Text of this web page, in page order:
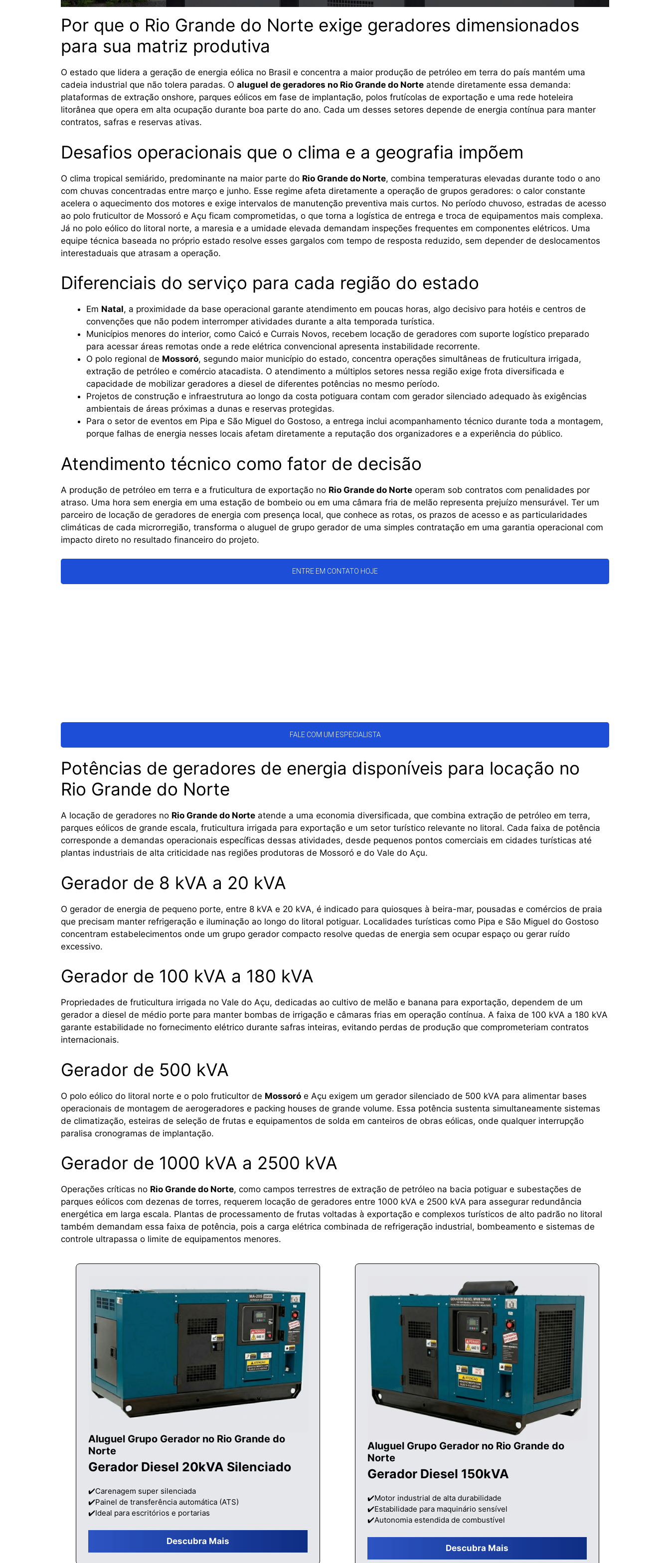
Por que o Rio Grande do Norte exige geradores dimensionados
para sua matriz produtiva
O estado que lidera a geração de energia eólica no Brasil e concentra a maior produção de petróleo em terra do país mantém uma
cadeia industrial que não tolera paradas. O aluguel de geradores no Rio Grande do Norte atende diretamente essa demanda:
plataformas de extração onshore, parques eólicos em fase de implantação, polos frutícolas de exportação e uma rede hoteleira
litorânea que opera em alta ocupação durante boa parte do ano. Cada um desses setores depende de energia contínua para manter
contratos, safras e reservas ativas.
Desafios operacionais que o clima e a geografia impõem
O clima tropical semiárido, predominante na maior parte do Rio Grande do Norte, combina temperaturas elevadas durante todo o ano
com chuvas concentradas entre março e junho. Esse regime afeta diretamente a operação de grupos geradores: o calor constante
acelera o aquecimento dos motores e exige intervalos de manutenção preventiva mais curtos. No período chuvoso, estradas de acesso
ao polo fruticultor de Mossoró e Açu ficam comprometidas, o que torna a logística de entrega e troca de equipamentos mais complexa.
Já no polo eólico do litoral norte, a maresia e a umidade elevada demandam inspeções frequentes em componentes elétricos. Uma
equipe técnica baseada no próprio estado resolve esses gargalos com tempo de resposta reduzido, sem depender de deslocamentos
interestaduais que atrasam a operação.
Diferenciais do serviço para cada região do estado
Em Natal, a proximidade da base operacional garante atendimento em poucas horas, algo decisivo para hotéis e centros de
convenções que não podem interromper atividades durante a alta temporada turística.
Municípios menores do interior, como Caicó e Currais Novos, recebem locação de geradores com suporte logístico preparado
para acessar áreas remotas onde a rede elétrica convencional apresenta instabilidade recorrente.
O polo regional de Mossoró, segundo maior município do estado, concentra operações simultâneas de fruticultura irrigada,
extração de petróleo e comércio atacadista. O atendimento a múltiplos setores nessa região exige frota diversificada e
capacidade de mobilizar geradores a diesel de diferentes potências no mesmo período.
Projetos de construção e infraestrutura ao longo da costa potiguara contam com gerador silenciado adequado às exigências
ambientais de áreas próximas a dunas e reservas protegidas.
Para o setor de eventos em Pipa e São Miguel do Gostoso, a entrega inclui acompanhamento técnico durante toda a montagem,
porque falhas de energia nesses locais afetam diretamente a reputação dos organizadores e a experiência do público.
Atendimento técnico como fator de decisão
A produção de petróleo em terra e a fruticultura de exportação no Rio Grande do Norte operam sob contratos com penalidades por
atraso. Uma hora sem energia em uma estação de bombeio ou em uma câmara fria de melão representa prejuízo mensurável. Ter um
parceiro de locação de geradores de energia com presença local, que conhece as rotas, os prazos de acesso e as particularidades
climáticas de cada microrregião, transforma o aluguel de grupo gerador de uma simples contratação em uma garantia operacional com
impacto direto no resultado financeiro do projeto.
ENTRE EM CONTATO HOJE
FALE COM UM ESPECIALISTA
Potências de geradores de energia disponíveis para locação no
Rio Grande do Norte
A locação de geradores no Rio Grande do Norte atende a uma economia diversificada, que combina extração de petróleo em terra,
parques eólicos de grande escala, fruticultura irrigada para exportação e um setor turístico relevante no litoral. Cada faixa de potência
corresponde a demandas operacionais específicas dessas atividades, desde pequenos pontos comerciais em cidades turísticas até
plantas industriais de alta criticidade nas regiões produtoras de Mossoró e do Vale do Açu.
Gerador de 8 kVA a 20 kVA
O gerador de energia de pequeno porte, entre 8 kVA e 20 kVA, é indicado para quiosques à beira-mar, pousadas e comércios de praia
que precisam manter refrigeração e iluminação ao longo do litoral potiguar. Localidades turísticas como Pipa e São Miguel do Gostoso
concentram estabelecimentos onde um grupo gerador compacto resolve quedas de energia sem ocupar espaço ou gerar ruído
excessivo.
Gerador de 100 kVA a 180 kVA
Propriedades de fruticultura irrigada no Vale do Açu, dedicadas ao cultivo de melão e banana para exportação, dependem de um
gerador a diesel de médio porte para manter bombas de irrigação e câmaras frias em operação contínua. A faixa de 100 kVA a 180 kVA
garante estabilidade no fornecimento elétrico durante safras inteiras, evitando perdas de produção que comprometeriam contratos
internacionais.
Gerador de 500 kVA
O polo eólico do litoral norte e o polo fruticultor de Mossoró e Açu exigem um gerador silenciado de 500 kVA para alimentar bases
operacionais de montagem de aerogeradores e packing houses de grande volume. Essa potência sustenta simultaneamente sistemas
de climatização, esteiras de seleção de frutas e equipamentos de solda em canteiros de obras eólicas, onde qualquer interrupção
paralisa cronogramas de implantação.
Gerador de 1000 kVA a 2500 kVA
Operações críticas no Rio Grande do Norte, como campos terrestres de extração de petróleo na bacia potiguar e subestações de
parques eólicos com dezenas de torres, requerem locação de geradores entre 1000 kVA e 2500 kVA para assegurar redundância
energética em larga escala. Plantas de processamento de frutas voltadas à exportação e complexos turísticos de alto padrão no litoral
também demandam essa faixa de potência, pois a carga elétrica combinada de refrigeração industrial, bombeamento e sistemas de
controle ultrapassa o limite de equipamentos menores.
Aluguel Grupo Gerador no Rio Grande do
Norte
Gerador Diesel 20kVA Silenciado
✔️Carenagem super silenciada
✔️Painel de transferência automática (ATS)
✔️Ideal para escritórios e portarias
Descubra Mais
Aluguel Grupo Gerador no Rio Grande do
Norte
Gerador Diesel 150kVA
✔️Motor industrial de alta durabilidade
✔️Estabilidade para maquinário sensível
✔️Autonomia estendida de combustível
Descubra Mais